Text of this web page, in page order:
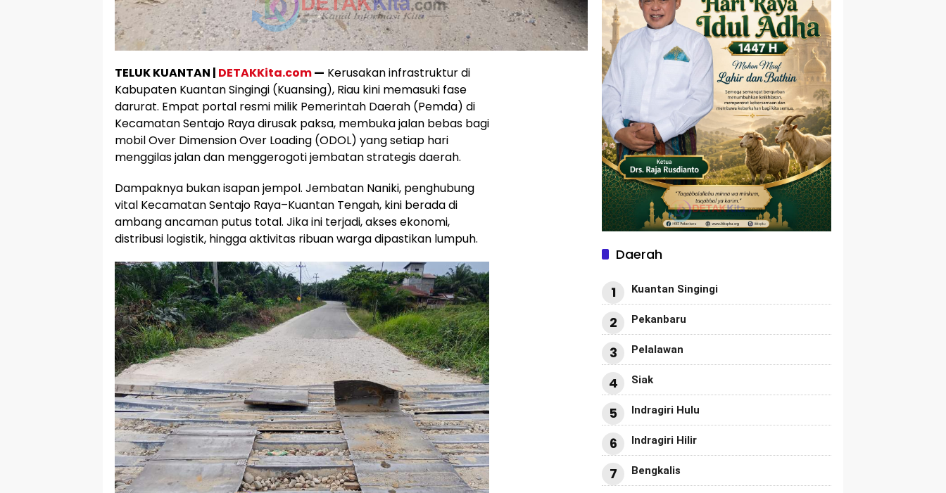
TELUK KUANTAN | DETAKKita.com— Kerusakan infrastruktur di
Kabupaten Kuantan Singingi (Kuansing), Riau kini memasuki fase
darurat. Empat portal resmi milik Pemerintah Daerah (Pemda) di
Kecamatan Sentajo Raya dirusak paksa, membuka jalan bebas bagi
mobil Over Dimension Over Loading (ODOL) yang setiap hari
menggilas jalan dan menggerogoti jembatan strategis daerah.
Dampaknya bukan isapan jempol. Jembatan Naniki, penghubung
vital Kecamatan Sentajo Raya–Kuantan Tengah, kini berada di
ambang ancaman putus total. Jika ini terjadi, akses ekonomi,
distribusi logistik, hingga aktivitas ribuan warga dipastikan lumpuh.
Daerah
1 Kuantan Singingi
2 Pekanbaru
3 Pelalawan
4 Siak
5 Indragiri Hulu
6 Indragiri Hilir
7 Bengkalis